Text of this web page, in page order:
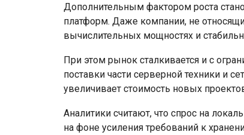
Дополнительным фактором роста
платформ. Даже компании, не
вычислительных мощностях и
При этом рынок сталкивается и с
поставки части серверной техники и
увеличивает стоимость новых
Аналитики считают, что спрос на
на фоне усиления требований к